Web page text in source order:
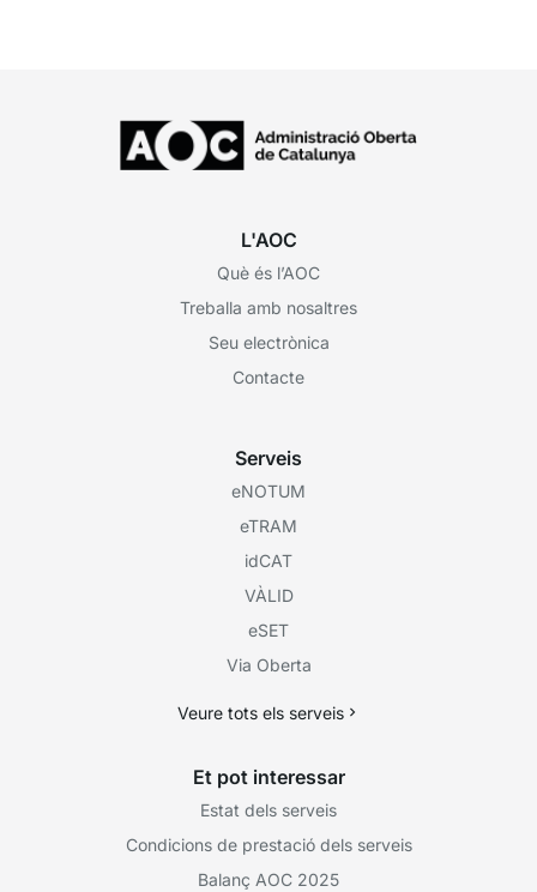
L'AOC
Què és l’AOC
Treballa amb nosaltres
Seu electrònica
Contacte
Serveis
eNOTUM
eTRAM
idCAT
VÀLID
eSET
Via Oberta
Veure tots els serveis
Et pot interessar
Estat dels serveis
Condicions de prestació dels serveis
Balanç AOC 2025